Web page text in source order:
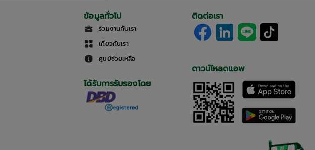
ข้อมูลทั่วไป
ร่วมงานกับเรา
เกี่ยวกับเรา
ศูนย์ช่วยเหลือ
ได้รับการรับรองโดย
ติดต่อเรา
ดาวน์โหลดแอพ